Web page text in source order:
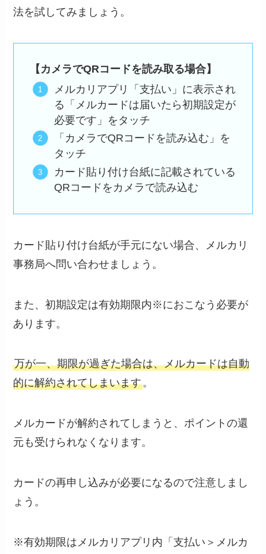
法を試してみましょう。
【カメラでQRコードを読み取る場合】
メルカリアプリ「支払い」に表示され
る「メルカードは届いたら初期設定が
必要です」をタッチ
「カメラでQRコードを読み込む」を
タッチ
カード貼り付け台紙に記載されている
QRコードをカメラで読み込む
カード貼り付け台紙が手元にない場合、メルカリ
事務局へ問い合わせましょう。
また、初期設定は有効期限内※におこなう必要が
あります。
万が一、期限が過ぎた場合は、メルカードは自動
的に解約されてしまいます。
メルカードが解約されてしまうと、ポイントの還
元も受けられなくなります。
カードの再申し込みが必要になるので注意しまし
ょう。
※有効期限はメルカリアプリ内「支払い＞メルカ